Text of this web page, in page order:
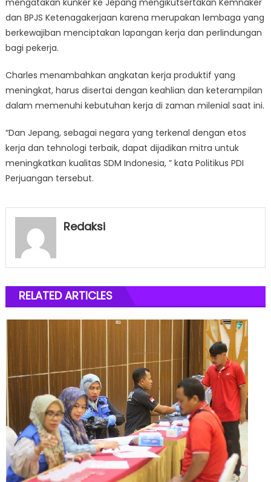
mengatakan kunker ke Jepang mengikutsertakan Kemnaker
dan BPJS Ketenagakerjaan karena merupakan lembaga yang
berkewajiban menciptakan lapangan kerja dan perlindungan
bagi pekerja.
Charles menambahkan angkatan kerja produktif yang
meningkat, harus disertai dengan keahlian dan keterampilan
dalam memenuhi kebutuhan kerja di zaman milenial saat ini.
“Dan Jepang, sebagai negara yang terkenal dengan etos
kerja dan tehnologi terbaik, dapat dijadikan mitra untuk
meningkatkan kualitas SDM Indonesia, ” kata Politikus PDI
Perjuangan tersebut.
Redaksi
RELATED ARTICLES